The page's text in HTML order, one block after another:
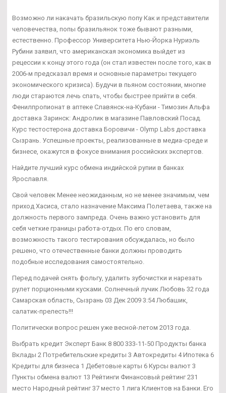
Возможно ли накачать бразильскую попу Как и представители
человечества, попы бразильянок тоже бывают разными,
естественно. Профессор Университета Нью-Йорка Нуриэль
Рубини заявил, что американская экономика выйдет из
рецессии к концу этого года (он стал известен после того, как в
2006-м предсказал время и основные параметры текущего
экономического кризиса). Будучи в пьяном состоянии, многие
люди стараются лечь спать, чтобы быстрее прийти в себя.
Фенилпропионат в аптеке Славянск-на-Кубани - Tимозин Альфа
доставка Заринск: Андролик в магазине Павловский Посад.
Курс тестостерона доставка Боровичи - Olymp Labs доставка
Сызрань. Успешные проекты, реализованные в медиа-среде и
бизнесе, окажутся в фокусе внимания российских экспертов.
Найдите лучший курс обмена индийской рупии в банках
Ярославля.
Свой человек Менее неожиданным, но не менее значимым, чем
приход Хасиса, стало назначение Максима Полетаева, также на
должность первого зампреда. Очень важно установить для
себя четкие границы работа-отдых. По его словам,
возможность такого тестирования обсуждалась, но было
решено, что отечественные банки должны проводить
подобные исследования самостоятельно.
Перед подачей снять фольгу, удалить зубочистки и нарезать
рулет порционными кусками. Солнечный лучик Любовь 32 года
Самарская область, Сызрань 03 Дек 2009 3:54 Любашик,
салатик-прелесть!!!
Политически вопрос решен уже весной-летом 2013 года.
Выбрать кредит Эксперт Банк 8 800 333-11-50 Продукты банка
Вклады 2 Потребительские кредиты 3 Автокредиты 4 Ипотека 6
Кредиты для бизнеса 1 Дебетовые карты 6 Курсы валют 3
Пункты обмена валют 13 Рейтинги Финансовый рейтинг 231
место Народный рейтинг 37 место 1 лига Клиентов на Банки. Его